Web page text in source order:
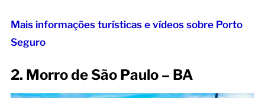
Mais informações turísticas e vídeos sobre Porto
Seguro
2. Morro de São Paulo – BA